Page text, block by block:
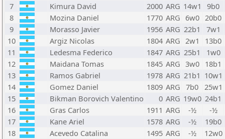
7
Kimura David 2000 ARG 14w1
9b0
8
Mozina Daniel 1770 ARG 6w0 20b0
9
Morasso Javier 1956 ARG 22b1
7w1
10
Argiz Nicolas 1804 ARG 2w1
13b0
11
Ledesma Federico 1847 ARG 25b1
1w0
12
Maidana Tomas 1845 ARG 3w0 18b1
13
Ramos Gabriel 1978 ARG 21b1 10w1
14
Gomez Daniel 1809 ARG 7b0 25w1
15
Bikman Borovich Valentino 0 ARG 19w0 24b1
16
Gras Carlos 1911 ARG -½
-½
17
Kane Ariel 1578 ARG -½
19b0
18
Acevedo Catalina 1495 ARG -½
12w0